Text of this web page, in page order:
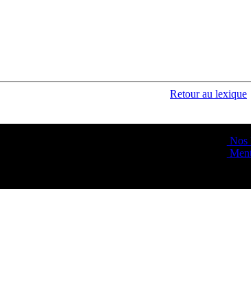
Retour au lexique
Nos